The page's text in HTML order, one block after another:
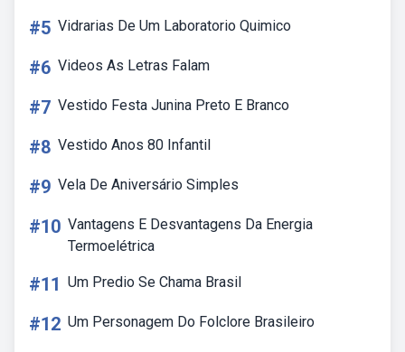
#5 Vidrarias De Um Laboratorio Quimico
#6 Videos As Letras Falam
#7 Vestido Festa Junina Preto E Branco
#8 Vestido Anos 80 Infantil
#9 Vela De Aniversário Simples
#10 Vantagens E Desvantagens Da Energia
Termoelétrica
#11 Um Predio Se Chama Brasil
#12 Um Personagem Do Folclore Brasileiro